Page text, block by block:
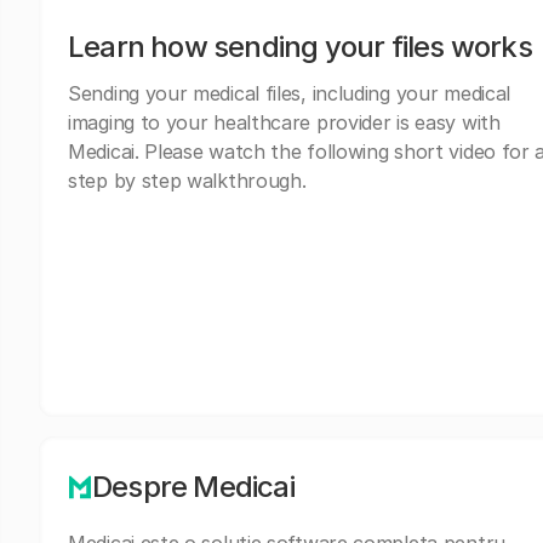
Learn how sending your files works
Sending your medical files, including your medical
imaging to your healthcare provider is easy with
Medicai. Please watch the following short video for
step by step walkthrough.
Despre Medicai